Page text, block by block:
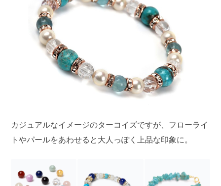
カジュアルなイメージのターコイズですが、フローライ
トやパールをあわせると大人っぽく上品な印象に。